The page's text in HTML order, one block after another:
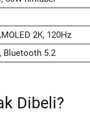
2K, 120Hz
Bluetooth 5.2
Dibeli?